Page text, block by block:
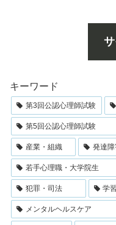
キーワード
第3回公認心理師試験
第5回公認心理師試験
産業・組織 発達障
若手心理職・大学院生
犯罪・司法 学
メンタルヘルスケア